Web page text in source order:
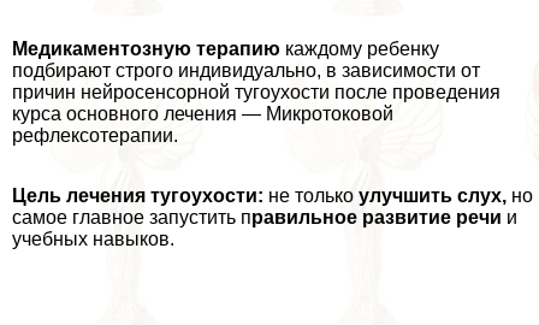
Медикаментозную терапию каждому ребенку
подбирают строго индивидуально, в зависимости от
причин нейросенсорной тугоухости после проведения
курса основного лечения — Микротоковой
рефлексотерапии.
Цель лечения тугоухости: не только улучшить слух, но
самое главное запустить правильное развитие речи и
учебных навыков.